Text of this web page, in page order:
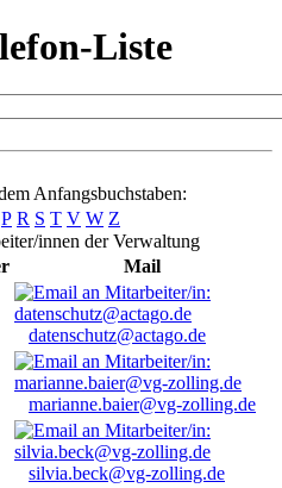
Liste
Anfangsbuchstaben:
P R S T V W Z
innen der Verwaltung
Mail
datenschutz@actago.de
marianne.baier@vg-zolling.de
silvia.beck@vg-zolling.de